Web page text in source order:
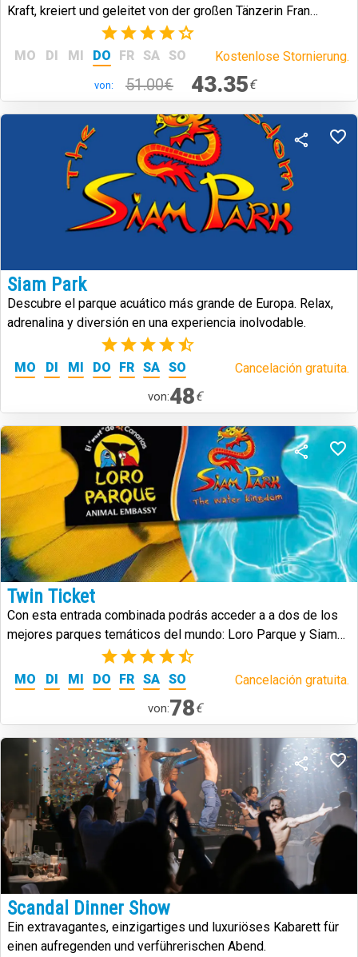
Kraft, kreiert und geleitet von der großen Tänzerin Fran
(3)
MO DI MI DO FR SA SO Kostenlose Stornierung.
von: 51.00€ 43.35€
Siam Park
Descubre el parque acuático más grande de Europa. Relax,
adrenalina y diversión en una experiencia inolvodable.
(39)
MO DI MI DO FR SA SO Cancelación gratuita.
von:48€
Twin Ticket
Con esta entrada combinada podrás acceder a a dos de los
mejores parques temáticos del mundo: Loro Parque y Siam
(25)
MO DI MI DO FR SA SO Cancelación gratuita.
von:78€
Scandal Dinner Show
Ein extravagantes, einzigartiges und luxuriöses Kabarett für
einen aufregenden und verführerischen Abend.